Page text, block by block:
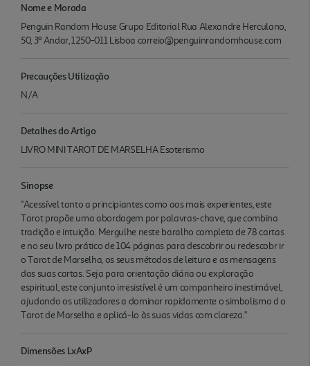
Nome e Morada
Penguin Random House Grupo Editorial Rua Alexandre Herculano,
50, 3º Andar, 1250-011 Lisboa correio@penguinrandomhouse.com
Precauções Utilização
N/A
Detalhes do Artigo
LIVRO MINI TAROT DE MARSELHA Esoterismo
Sinopse
"Acessível tanto a principiantes como aos mais experientes, este
Tarot propõe uma abordagem por palavras-chave, que combina
tradição e intuição. Mergulhe neste baralho completo de 78 cartas
e no seu livro prático de 104 páginas para descobrir ou redescobr ir
o Tarot de Marselha, os seus métodos de leitura e as mensagens
das suas cartas. Seja para orientação diária ou exploração
espiritual, este conjunto irresistível é um companheiro inestimável,
ajudando os utilizadores a dominar rapidamente o simbolismo d o
Tarot de Marselha e aplicá-lo às suas vidas com clareza."
Dimensões LxAxP